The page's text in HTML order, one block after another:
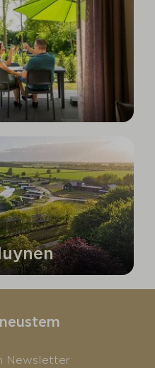
Newsletter